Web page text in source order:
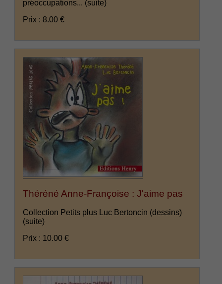
préoccupations... (suite)
Prix : 8.00 €
Théréné Anne-Françoise : J'aime pas
Collection Petits plus Luc Bertoncin (dessins)
(suite)
Prix : 10.00 €